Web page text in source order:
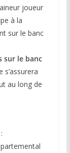
joueur
à la
sur le banc
sur le banc
s’assurera
au long de